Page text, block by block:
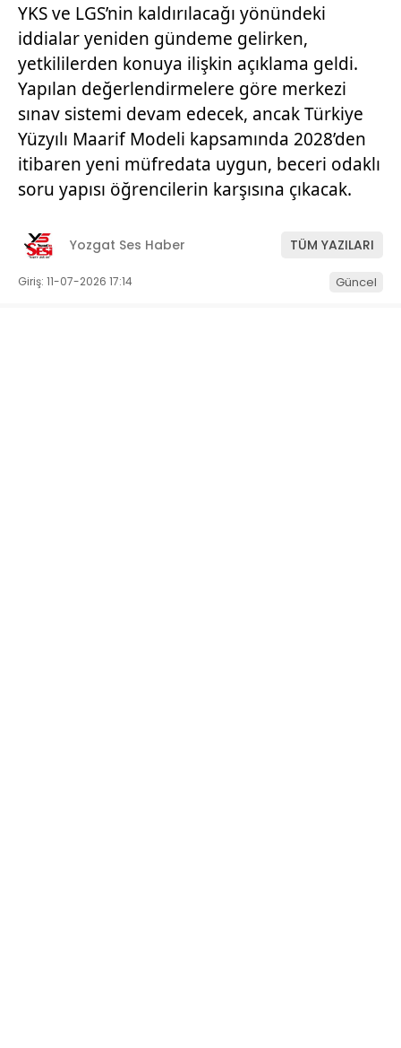
YKS ve LGS’nin kaldırılacağı yönündeki
iddialar yeniden gündeme gelirken,
yetkililerden konuya ilişkin açıklama geldi.
Yapılan değerlendirmelere göre merkezi
sınav sistemi devam edecek, ancak Türkiye
Yüzyılı Maarif Modeli kapsamında 2028’den
itibaren yeni müfredata uygun, beceri odaklı
soru yapısı öğrencilerin karşısına çıkacak.
Yozgat Ses Haber TÜM YAZILARI
Giriş: 11-07-2026 17:14 Güncel